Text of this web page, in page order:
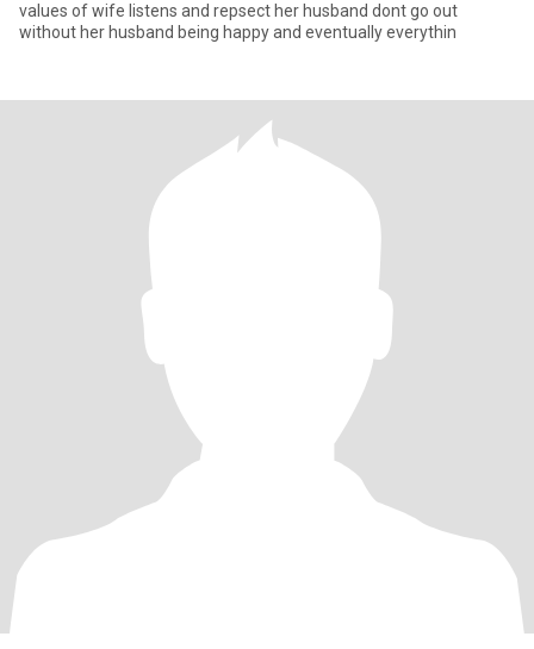
values of wife listens and repsect her husband dont go out
without her husband being happy and eventually everythin